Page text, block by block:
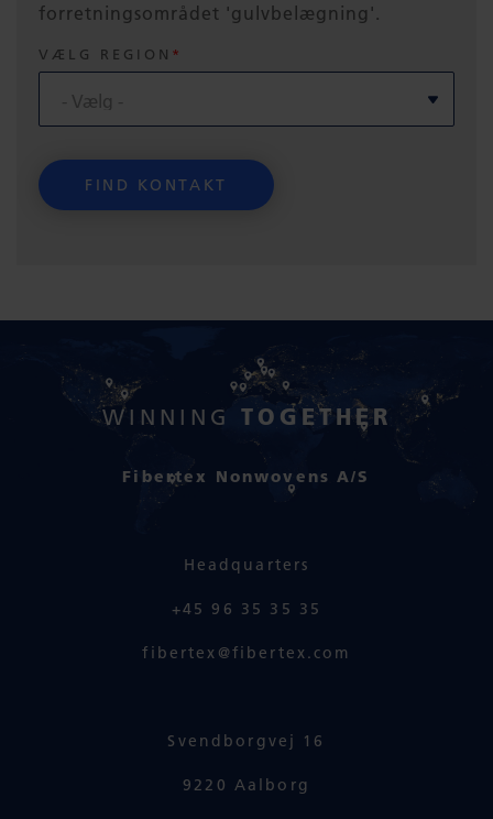
forretningsområdet 'gulvbelægning'.
VÆLG REGION
WINNING TOGETHER
Fibertex Nonwovens A/S
Headquarters
+45 96 35 35 35
fibertex@fibertex.com
Svendborgvej 16
9220 Aalborg